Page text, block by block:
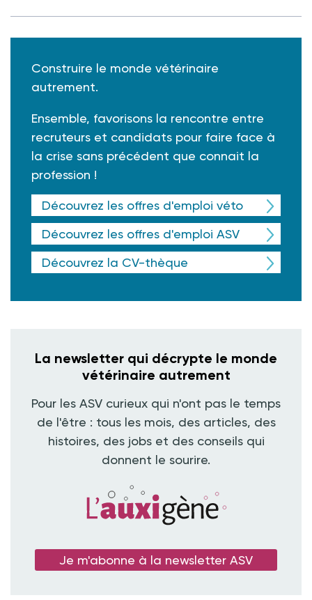
Construire le monde vétérinaire
autrement.
Ensemble, favorisons la rencontre entre
recruteurs et candidats pour faire face à
la crise sans précédent que connait la
profession !
Découvrez les offres d'emploi véto
Découvrez les offres d'emploi ASV
Découvrez la CV-thèque
La newsletter qui décrypte le monde
vétérinaire autrement
Pour les ASV curieux qui n'ont pas le temps
de l'être : tous les mois, des articles, des
histoires, des jobs et des conseils qui
donnent le sourire.
Je m'abonne à la newsletter ASV